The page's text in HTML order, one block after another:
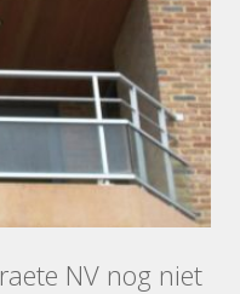
NV nog niet